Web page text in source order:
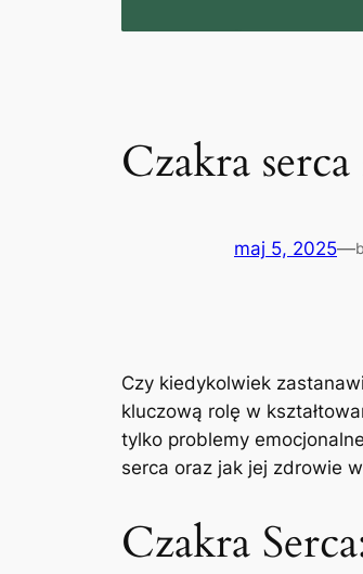
Czakra
maj 5, 2025—
Czy kiedykolwiek
kluczową rolę w
tylko problemy
serca oraz jak jej zdrowie
Czakra